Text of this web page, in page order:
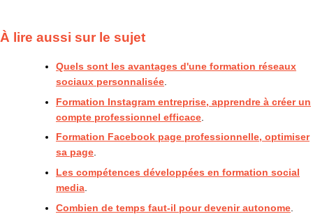
À lire aussi sur le sujet
Quels sont les avantages d'une formation réseaux
sociaux personnalisée
Formation Instagram entreprise, apprendre à créer un
compte professionnel efficace
Formation Facebook page professionnelle, optimiser
sa page
Les compétences développées en formation social
media
Combien de temps faut-il pour devenir autonome